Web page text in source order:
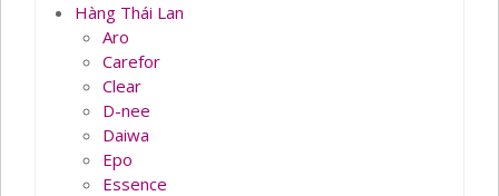
Hàng Thái Lan
Aro
Carefor
Clear
D-nee
Daiwa
Epo
Essence